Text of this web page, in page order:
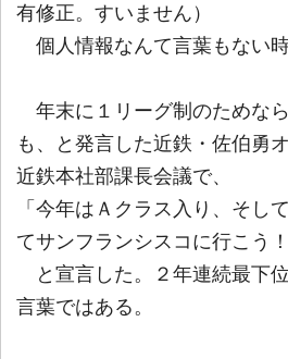
有修正。すいません）
個人情報なんて言葉もない時
年末に１リーグ制のためな
も、と発言した近鉄・佐伯勇
近鉄本社部課長会議で、
「今年はＡクラス入り、そし
てサンフランシスコに行こう！
と宣言した。２年連続最下
言葉ではある。